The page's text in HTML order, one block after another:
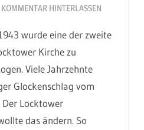
MARIOHAGEN
KOMMENTAR HINTERLASSEN
wurde eine der zweite
Kirche zu
Viele Jahrzehnte
Glockenschlag vom
Locktower
das ändern. So